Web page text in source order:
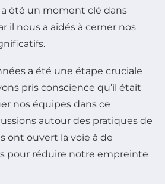
été un moment clé dans
il nous a aidés à cerner nos
a été une étape cruciale
pris conscience qu’il était
nos équipes dans ce
autour des pratiques de
ont ouvert la voie à de
pour réduire notre empreinte